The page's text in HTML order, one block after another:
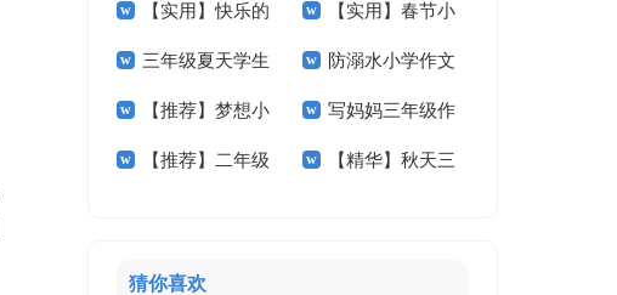
作文汇总九篇 节小学作文6篇
【实用】快乐的
小学作文300字4篇
【实用】春节小
学作文400字4篇
三年级夏天学生
作文
防溺水小学作文
400字三篇
【推荐】梦想小
学作文300字4篇
写妈妈三年级作
文
【推荐】二年级 【精华】秋天三
猜你喜欢